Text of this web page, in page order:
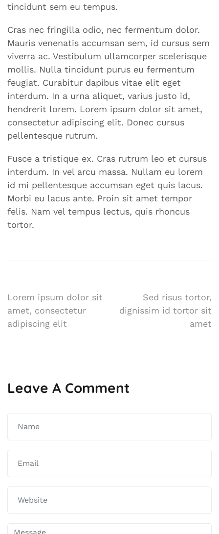
tincidunt sem eu tempus.
Cras nec fringilla odio, nec fermentum dolor.
Mauris venenatis accumsan sem, id cursus sem
viverra ac. Vestibulum ullamcorper scelerisque
mollis. Nulla tincidunt purus eu fermentum
feugiat. Curabitur dapibus vitae elit eget
interdum. In a urna aliquet, varius justo id,
hendrerit lorem. Lorem ipsum dolor sit amet,
consectetur adipiscing elit. Donec cursus
pellentesque rutrum.
Fusce a tristique ex. Cras rutrum leo et cursus
interdum. In vel arcu massa. Nullam eu lorem
id mi pellentesque accumsan eget quis lacus.
Morbi eu lacus ante. Proin sit amet tempor
felis. Nam vel tempus lectus, quis rhoncus
tortor.
Nawigacja
wpisu
Lorem ipsum dolor sit
amet, consectetur
adipiscing elit
Sed risus tortor,
dignissim id tortor sit
amet
Leave A Comment